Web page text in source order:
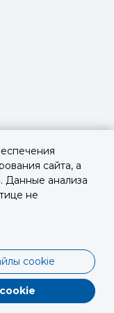
сайта, а
Данные анализа
не
cookie